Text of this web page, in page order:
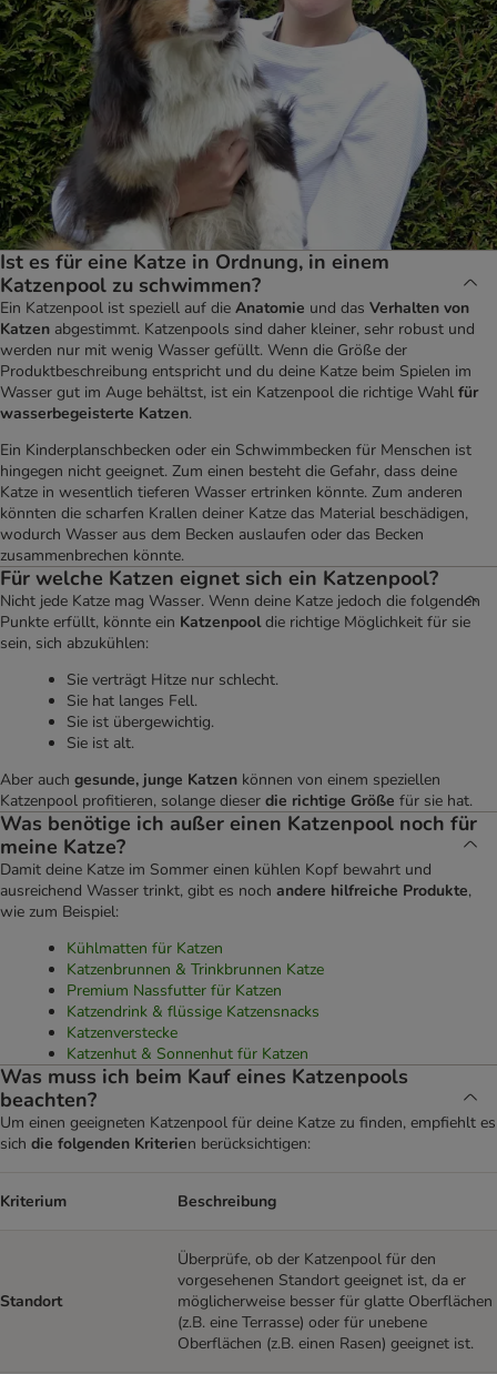
Ist es für eine Katze in Ordnung, in einem
Katzenpool zu schwimmen?
Ein Katzenpool ist speziell auf die Anatomie und das Verhalten von
Katzen abgestimmt. Katzenpools sind daher kleiner, sehr robust und
werden nur mit wenig Wasser gefüllt. Wenn die Größe der
Produktbeschreibung entspricht und du deine Katze beim Spielen im
Wasser gut im Auge behältst, ist ein Katzenpool die richtige Wahl für
wasserbegeisterte Katzen.
Ein Kinderplanschbecken oder ein Schwimmbecken für Menschen ist
hingegen nicht geeignet. Zum einen besteht die Gefahr, dass deine
Katze in wesentlich tieferen Wasser ertrinken könnte. Zum anderen
könnten die scharfen Krallen deiner Katze das Material beschädigen,
wodurch Wasser aus dem Becken auslaufen oder das Becken
zusammenbrechen könnte.
Für welche Katzen eignet sich ein Katzenpool?
Nicht jede Katze mag Wasser. Wenn deine Katze jedoch die folgenden
Punkte erfüllt, könnte ein Katzenpooldie richtige Möglichkeit für sie
sein, sich abzukühlen:
Sie verträgt Hitze nur schlecht.
Sie hat langes Fell.
Sie ist übergewichtig.
Sie ist alt.
Aber auch gesunde, junge Katzen können von einem speziellen
Katzenpool profitieren, solange dieser die richtige Größe für sie hat.
Was benötige ich außer einen Katzenpool noch für
meine Katze?
Damit deine Katze im Sommer einen kühlen Kopf bewahrt und
ausreichend Wasser trinkt, gibt es noch andere hilfreiche Produkte,
wie zum Beispiel:
Kühlmatten für Katzen
Katzenbrunnen & Trinkbrunnen Katze
Premium Nassfutter für Katzen
Katzendrink & flüssige Katzensnacks
Katzenverstecke
Katzenhut & Sonnenhut für Katzen
Was muss ich beim Kauf eines Katzenpools
beachten?
Um einen geeigneten Katzenpool für deine Katze zu finden, empfiehlt es
sich die folgenden Kriterien berücksichtigen:
Kriterium Beschreibung
Standort
Überprüfe, ob der Katzenpool für den
vorgesehenen Standort geeignet ist, da er
möglicherweise besser für glatte Oberflächen
(z.B. eine Terrasse) oder für unebene
Oberflächen (z.B. einen Rasen) geeignet ist.